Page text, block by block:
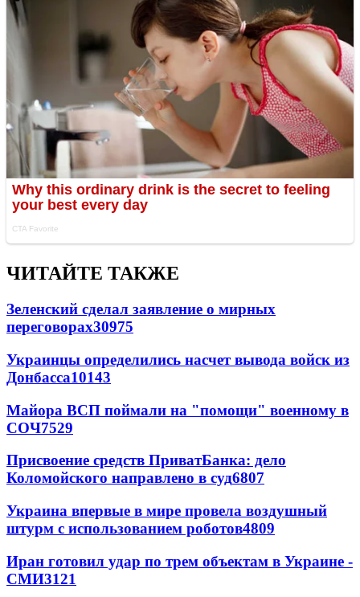
ЧИТАЙТЕ ТАКЖЕ
Зеленский сделал заявление о мирных
переговорах30975
Украинцы определились насчет вывода войск из
Донбасса10143
Майора ВСП поймали на "помощи" военному в
СОЧ7529
Присвоение средств ПриватБанка: дело
Коломойского направлено в суд6807
Украина впервые в мире провела воздушный
штурм с использованием роботов4809
Иран готовил удар по трем объектам в Украине -
СМИ3121